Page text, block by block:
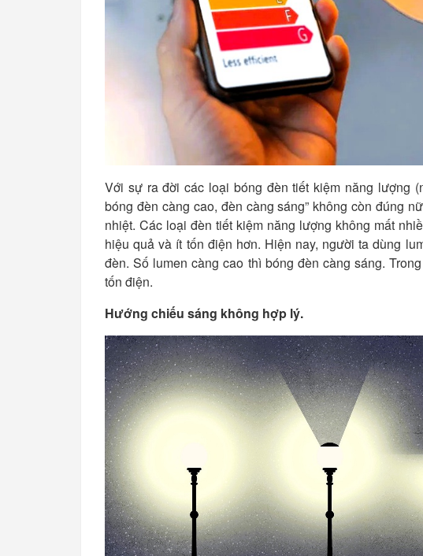
Với sự ra đời các loại bóng đèn tiết kiệm năng lượng
bóng đèn càng cao, đèn càng sáng” không còn đúng
nhiệt. Các loại đèn tiết kiệm năng lượng không mất
hiệu quả và ít tốn điện hơn. Hiện nay, người ta dùng
đèn. Số lumen càng cao thì bóng đèn càng sáng.
tốn điện.
Hướng chiếu sáng không hợp lý.